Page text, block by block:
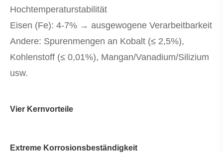
Hochtemperaturstabilität
Eisen (Fe): 4-7% → ausgewogene Verarbeitbarkeit
Andere: Spurenmengen an Kobalt (≤ 2,5%),
Kohlenstoff (≤ 0,01%), Mangan/Vanadium/Silizium
usw.
Vier Kernvorteile
Extreme Korrosionsbeständigkeit